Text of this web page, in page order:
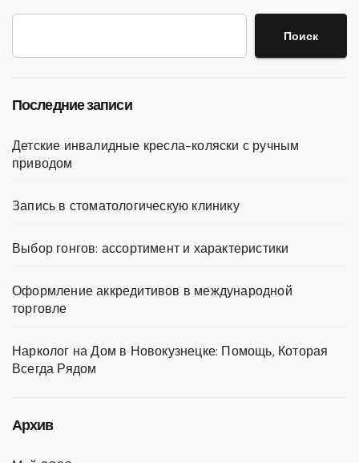
A
p
a
m
kl
a
в
и Поиск
Последние записи
Детские инвалидные кресла-коляски с ручным
приводом
Запись в стоматологическую клинику
Выбор гонгов: ассортимент и характеристики
Оформление аккредитивов в международной
торговле
Нарколог на Дом в Новокузнецке: Помощь, Которая
Всегда Рядом
Архив